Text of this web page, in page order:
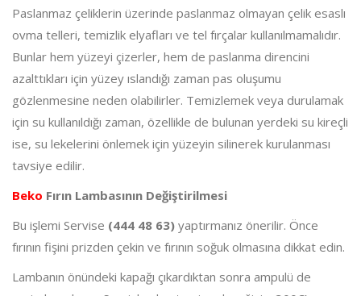
Paslanmaz çeliklerin üzerinde paslanmaz olmayan çelik esaslı
ovma telleri, temizlik elyafları ve tel fırçalar kullanılmamalıdır.
Bunlar hem yüzeyi çizerler, hem de paslanma direncini
azalttıkları için yüzey ıslandığı zaman pas oluşumu
gözlenmesine neden olabilirler. Temizlemek veya durulamak
için su kullanıldığı zaman, özellikle de bulunan yerdeki su kireçli
ise, su lekelerini önlemek için yüzeyin silinerek kurulanması
tavsiye edilir.
Beko Fırın Lambasının Değiştirilmesi
Bu işlemi Servise (444 48 63) yaptırmanız önerilir. Önce
fırının fişini prizden çekin ve fırının soğuk olmasına dikkat edin.
Lambanın önündeki kapağı çıkardıktan sonra ampulü de